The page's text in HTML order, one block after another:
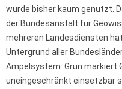
wurde bisher kaum genutzt.
der Bundesanstalt für
mehreren Landesdiensten
Untergrund aller
Ampelsystem: Grün markiert
uneingeschränkt einsetzbar